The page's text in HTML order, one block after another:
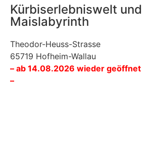
Kürbiserlebniswelt und
Maislabyrinth
Theodor-Heuss-Strasse
65719 Hofheim-Wallau
– ab 14.08.2026 wieder geöffnet
–